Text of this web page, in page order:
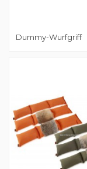
Dummy-Wurfgriff